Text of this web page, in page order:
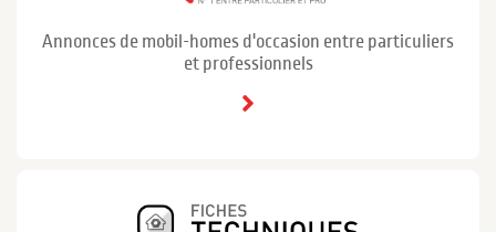
Annonces de mobil-homes d'occasion entre particuliers
et professionnels